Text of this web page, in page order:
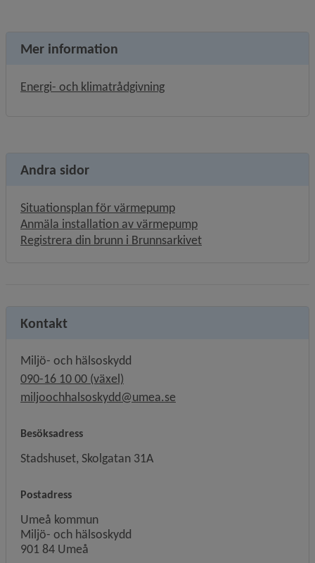
Mer information
Energi- och klimatrådgivning
Andra sidor
Situationsplan för värmepump
Anmäla installation av värmepump
Registrera din brunn i Brunnsarkivet
Kontakt
Miljö- och hälsoskydd
090-16 10 00 (växel)
miljoochhalsoskydd@umea.se
Besöksadress
Stadshuset, Skolgatan 31A
Postadress
Umeå kommun
Miljö- och hälsoskydd
901 84 Umeå